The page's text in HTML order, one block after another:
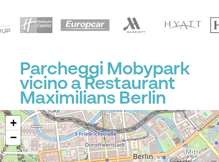
Parcheggi Mobypark
vicino a Restaurant
Maximilians Berlin
+
−